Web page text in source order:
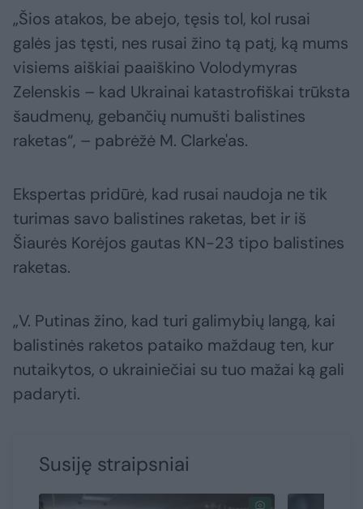
„Šios atakos, be abejo, tęsis tol, kol rusai
galės jas tęsti, nes rusai žino tą patį, ką mums
visiems aiškiai paaiškino Volodymyras
Zelenskis – kad Ukrainai katastrofiškai trūksta
šaudmenų, gebančių numušti balistines
raketas“, – pabrėžė M. Clarke'as.
Ekspertas pridūrė, kad rusai naudoja ne tik
turimas savo balistines raketas, bet ir iš
Šiaurės Korėjos gautas KN-23 tipo balistines
raketas.
„V. Putinas žino, kad turi galimybių langą, kai
balistinės raketos pataiko maždaug ten, kur
nutaikytos, o ukrainiečiai su tuo mažai ką gali
padaryti.
Susiję straipsniai